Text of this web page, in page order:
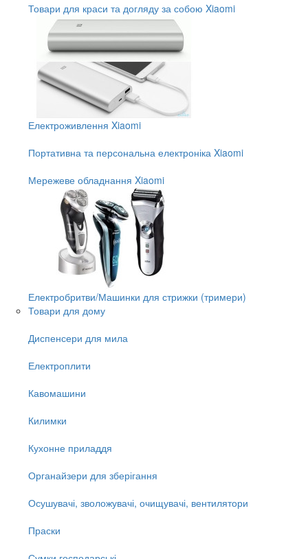
Товари для краси та догляду за собою Xiaomi
Електроживлення Xiaomi
Портативна та персональна електроніка Xiaomi
Мережеве обладнання Xiaomi
Електробритви/Машинки для стрижки (тримери)
Товари для дому
Диспенсери для мила
Електроплити
Кавомашини
Килимки
Кухонне приладдя
Органайзери для зберігання
Осушувачі, зволожувачі, очищувачі, вентилятори
Праски